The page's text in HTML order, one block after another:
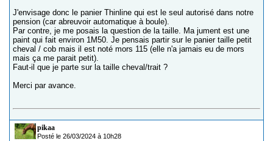
J'envisage donc le panier Thinline qui est le seul autorisé dans notre
pension (car abreuvoir automatique à boule).
Par contre, je me posais la question de la taille. Ma jument est une
paint qui fait environ 1M50. Je pensais partir sur le panier taille petit
cheval / cob mais il est noté mors 115 (elle n'a jamais eu de mors
mais ça me parait petit).
Faut-il que je parte sur la taille cheval/trait ?
Merci par avance.
pikaa
Posté le 26/03/2024 à 10h28